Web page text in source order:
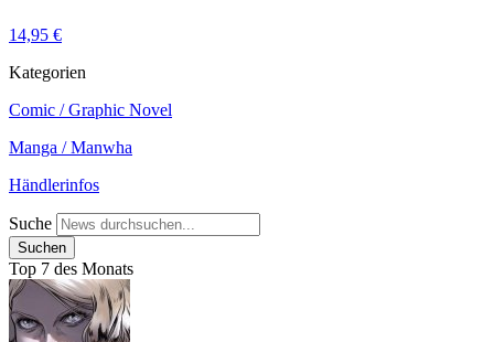
14,95 €
Kategorien
Comic / Graphic Novel
Manga / Manwha
Händlerinfos
Suche
Top 7 des Monats